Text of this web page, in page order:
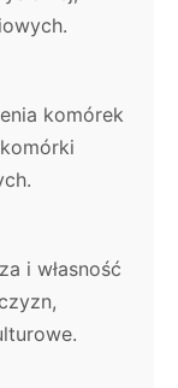
komórek
i własność